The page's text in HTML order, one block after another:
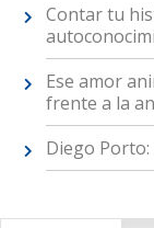
Contar tu
Ese amor
frente a la
Diego